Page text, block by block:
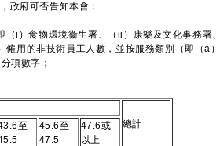
府可否告知本會：
i）食物環境衞生署、（ii）康樂及文化事務署、
用的非技術員工人數，並按服務類別（即（a）
項數字；
總計
至
45.6至
47.5
47.6或
以上